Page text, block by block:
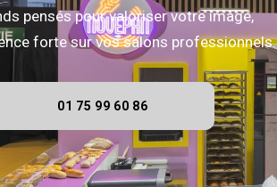
pensés pour valoriser votre image,
forte sur vos salons professionnels.
01 75 99 60 86